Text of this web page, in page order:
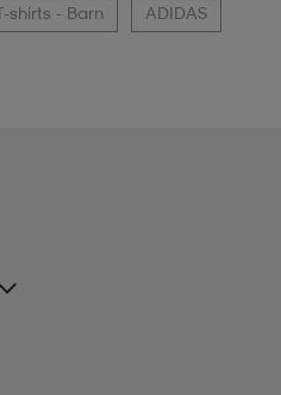
shirts - Barn ADIDAS